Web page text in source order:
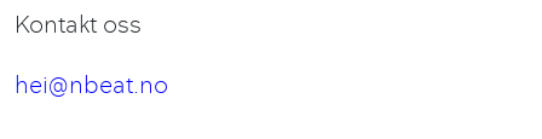
Kontakt oss
hei@nbeat.no